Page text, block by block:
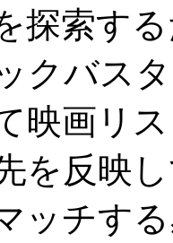
探索す
クバス
映画リ
を反映
ッチす